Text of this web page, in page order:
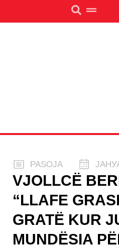
PASOJA
VJOLLCË
“LLAFE
GRATË KUR
MUNDËSIA